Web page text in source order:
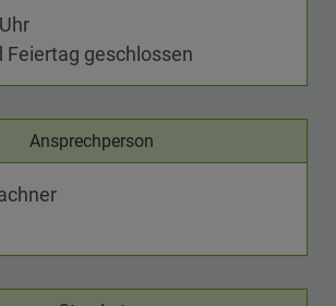
Feiertag geschlossen
Ansprechperson